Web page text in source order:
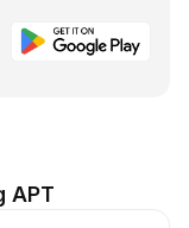
APT